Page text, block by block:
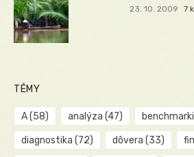
23. 10. 2009 7
TÉMY
A(58) analýza (47)
diagnostika (72) dôvera (33)